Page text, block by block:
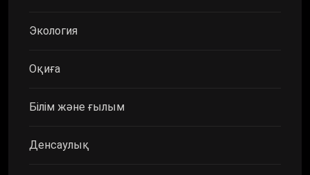
Экология
Оқиға
Білім және ғылым
Денсаулық